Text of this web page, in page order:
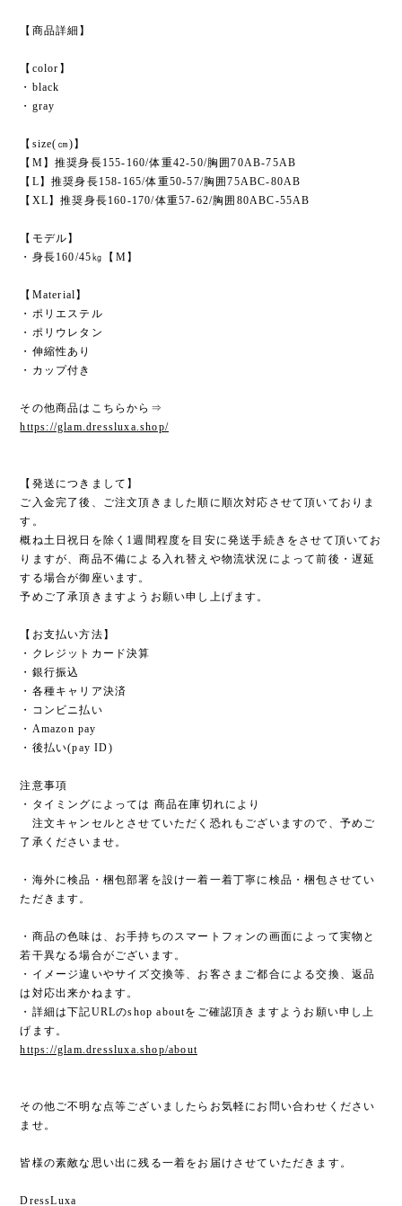
【商品詳細】
【color】
・black
・gray
【size(㎝)】
【M】推奨身長155-160/体重42-50/胸囲70AB-75AB
【L】推奨身長158-165/体重50-57/胸囲75ABC-80AB
【XL】推奨身長160-170/体重57-62/胸囲80ABC-55AB
【モデル】
・身長160/45㎏【M】
【Material】
・ポリエステル
・ポリウレタン
・伸縮性あり
・カップ付き
その他商品はこちらから⇒
https://glam.dressluxa.shop/
【発送につきまして】
ご入金完了後、ご注文頂きました順に順次対応させて頂いておりま
す。
概ね土日祝日を除く1週間程度を目安に発送手続きをさせて頂いてお
りますが、商品不備による入れ替えや物流状況によって前後・遅延
する場合が御座います。
予めご了承頂きますようお願い申し上げます。
【お支払い方法】
・クレジットカード決算
・銀行振込
・各種キャリア決済
・コンビニ払い
・Amazon pay
・後払い(pay ID)
注意事項
・タイミングによっては 商品在庫切れにより
注文キャンセルとさせていただく恐れもございますので、予めご
了承くださいませ。
・海外に検品・梱包部署を設け一着一着丁寧に検品・梱包させてい
ただきます。
・商品の色味は、お手持ちのスマートフォンの画面によって実物と
若干異なる場合がございます。
・イメージ違いやサイズ交換等、お客さまご都合による交換、返品
は対応出来かねます。
・詳細は下記URLのshop aboutをご確認頂きますようお願い申し上
げます。
https://glam.dressluxa.shop/about
その他ご不明な点等ございましたらお気軽にお問い合わせください
ませ。
皆様の素敵な思い出に残る一着をお届けさせていただきます。
DressLuxa